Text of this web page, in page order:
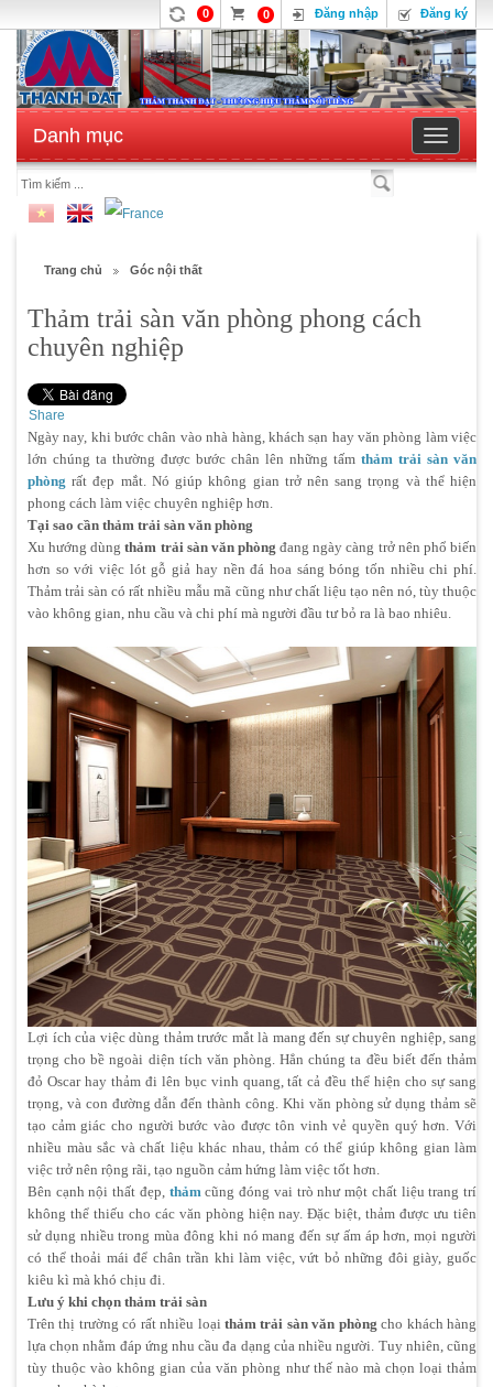
0 0 Đăng nhập Đăng ký
Toggle
Danh mục
Trang chủ Góc nội thất
Thảm trải sàn văn phòng phong cách
chuyên nghiệp
Share
Ngày nay, khi bước chân vào nhà hàng, khách sạn hay văn phòng làm việc
lớn chúng ta thường được bước chân lên những tấm thảm trải sàn văn
phòng rất đẹp mắt. Nó giúp không gian trở nên sang trọng và thể hiện
phong cách làm việc chuyên nghiệp hơn.
Tại sao cần thảm trải sàn văn phòng
Xu hướng dùngthảm trải sàn văn phòng đang ngày càng trở nên phổ biến
hơn so với việc lót gỗ giả hay nền đá hoa sáng bóng tốn nhiều chi phí.
Thảm trải sàn có rất nhiều mẫu mã cũng như chất liệu tạo nên nó, tùy thuộc
vào không gian, nhu cầu và chi phí mà người đầu tư bỏ ra là bao nhiêu.
Lợi ích của việc dùng thảm trước mắt là mang đến sự chuyên nghiệp, sang
trọng cho bề ngoài diện tích văn phòng. Hẳn chúng ta đều biết đến thảm
đỏ Oscar hay thảm đi lên bục vinh quang, tất cả đều thể hiện cho sự sang
trọng, và con đường dẫn đến thành công. Khi văn phòng sử dụng thảm sẽ
tạo cảm giác cho người bước vào được tôn vinh vẻ quyền quý hơn. Với
nhiều màu sắc và chất liệu khác nhau, thảm có thể giúp không gian làm
việc trở nên rộng rãi, tạo nguồn cảm hứng làm việc tốt hơn.
Bên cạnh nội thất đẹp, thảm cũng đóng vai trò như một chất liệu trang trí
không thể thiếu cho các văn phòng hiện nay. Đặc biệt, thảm được ưu tiên
sử dụng nhiều trong mùa đông khi nó mang đến sự ấm áp hơn, mọi người
có thể thoải mái để chân trần khi làm việc, vứt bỏ những đôi giày, guốc
kiêu kì mà khó chịu đi.
Lưu ý khi chọn thảm trải sàn
Trên thị trường có rất nhiều loại thảm trải sàn văn phòng cho khách hàng
lựa chọn nhằm đáp ứng nhu cầu đa dạng của nhiều người. Tuy nhiên, cũng
tùy thuộc vào không gian của văn phòng như thế nào mà chọn loại thảm